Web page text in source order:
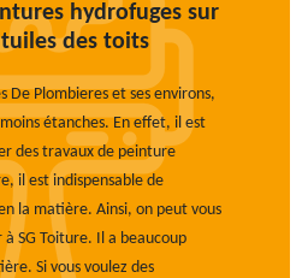
hydrofuges sur
des toits
De Plombieres et ses environs,
étanches. En effet, il est
des travaux de peinture
il est indispensable de
la matière. Ainsi, on peut vous
à SG Toiture. Il a beaucoup
Si vous voulez des